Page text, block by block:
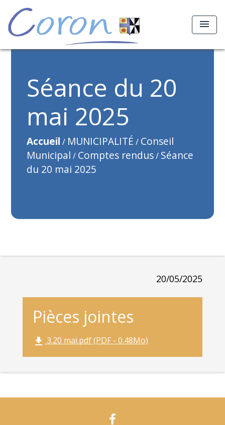
menu
Séance du 20
mai 2025
Accueil / MUNICIPALITÉ / Conseil
Municipal / Comptes rendus/ Séance
du 20 mai 2025
20/05/2025
Pièces jointes
file_download 3.20 mai.pdf (PDF - 0.48Mo)